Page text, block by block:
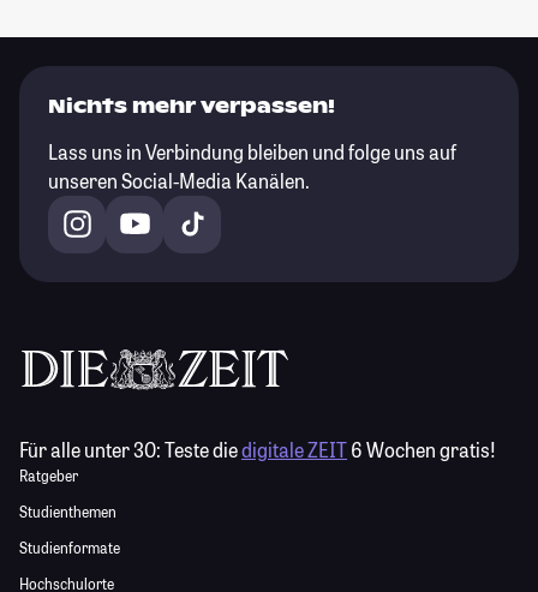
Nichts mehr verpassen!
Lass uns in Verbindung bleiben und folge uns auf
unseren Social-Media Kanälen.
Für alle unter 30:Teste diedigitale ZEIT6 Wochen gratis!
Ratgeber
Studienthemen
Studienformate
Hochschulorte